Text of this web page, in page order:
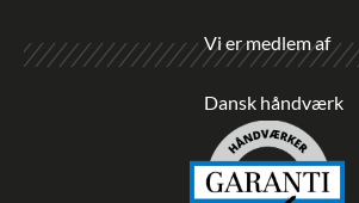
Vi er medlem af
Dansk håndværk